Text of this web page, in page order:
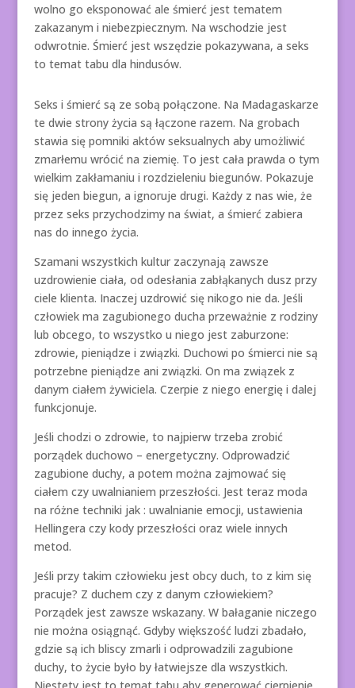
wolno go eksponować ale śmierć jest tematem
zakazanym i niebezpiecznym. Na wschodzie jest
odwrotnie. Śmierć jest wszędzie pokazywana, a seks
to temat tabu dla hindusów.
Seks i śmierć są ze sobą połączone. Na Madagaskarze
te dwie strony życia są łączone razem. Na grobach
stawia się pomniki aktów seksualnych aby umożliwić
zmarłemu wrócić na ziemię. To jest cała prawda o tym
wielkim zakłamaniu i rozdzieleniu biegunów. Pokazuje
się jeden biegun, a ignoruje drugi. Każdy z nas wie, że
przez seks przychodzimy na świat, a śmierć zabiera
nas do innego życia.
Szamani wszystkich kultur zaczynają zawsze
uzdrowienie ciała, od odesłania zabłąkanych dusz przy
ciele klienta. Inaczej uzdrowić się nikogo nie da. Jeśli
człowiek ma zagubionego ducha przeważnie z rodziny
lub obcego, to wszystko u niego jest zaburzone:
zdrowie, pieniądze i związki. Duchowi po śmierci nie są
potrzebne pieniądze ani związki. On ma związek z
danym ciałem żywiciela. Czerpie z niego energię i dalej
funkcjonuje.
Jeśli chodzi o zdrowie, to najpierw trzeba zrobić
porządek duchowo – energetyczny. Odprowadzić
zagubione duchy, a potem można zajmować się
ciałem czy uwalnianiem przeszłości. Jest teraz moda
na różne techniki jak : uwalnianie emocji, ustawienia
Hellingera czy kody przeszłości oraz wiele innych
metod.
Jeśli przy takim człowieku jest obcy duch, to z kim się
pracuje? Z duchem czy z danym człowiekiem?
Porządek jest zawsze wskazany. W bałaganie niczego
nie można osiągnąć. Gdyby większość ludzi zbadało,
gdzie są ich bliscy zmarli i odprowadzili zagubione
duchy, to życie było by łatwiejsze dla wszystkich.